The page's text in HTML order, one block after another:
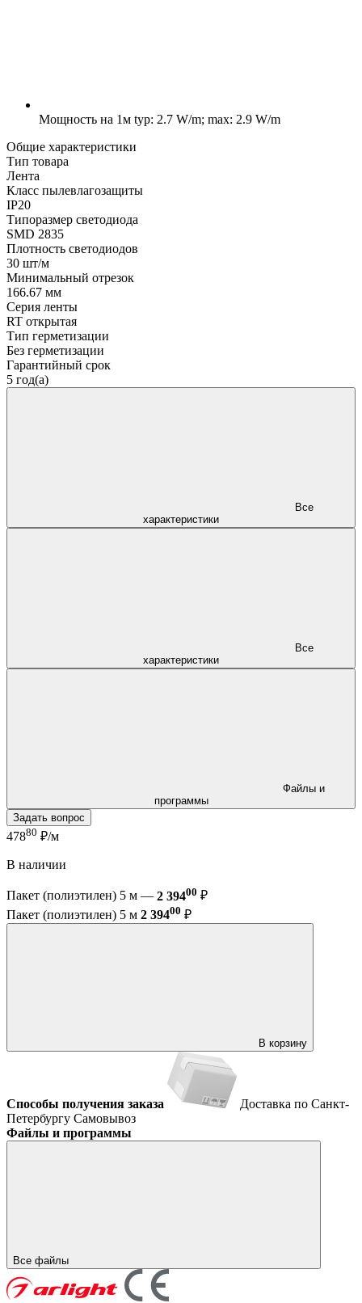
Мощность на 1м typ: 2.7 W/m; max: 2.9 W/m
Общие характеристики
Тип товара
Лента
Класс пылевлагозащиты
IP20
Типоразмер светодиода
SMD 2835
Плотность светодиодов
30 шт/м
Минимальный отрезок
166.67 мм
Серия ленты
RT открытая
Тип герметизации
Без герметизации
Гарантийный срок
5 год(а)
характеристики
характеристики
программы
Задать вопрос
47880 ₽/м
В наличии
Пакет (полиэтилен) 5 м — 2 39400 ₽
Пакет (полиэтилен) 5 м 2 39400 ₽
В корзину
Способы получения заказа
Доставка по Санкт-
Петербургу Самовывоз
Файлы и программы
Все файлы